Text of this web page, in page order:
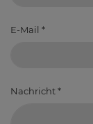
E-Mail *
Nachricht*